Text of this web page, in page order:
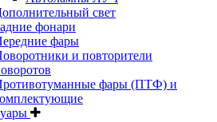
свет
фонари
фары
и повторители
фары (ПТФ) и